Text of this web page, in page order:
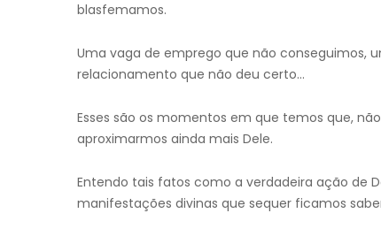
blasfemamos.
Uma vaga de emprego que não conseguimos,
relacionamento que não deu certo…
Esses são os momentos em que temos que,
aproximarmos ainda mais Dele.
Entendo tais fatos como a verdadeira ação de
manifestações divinas que sequer ficamos